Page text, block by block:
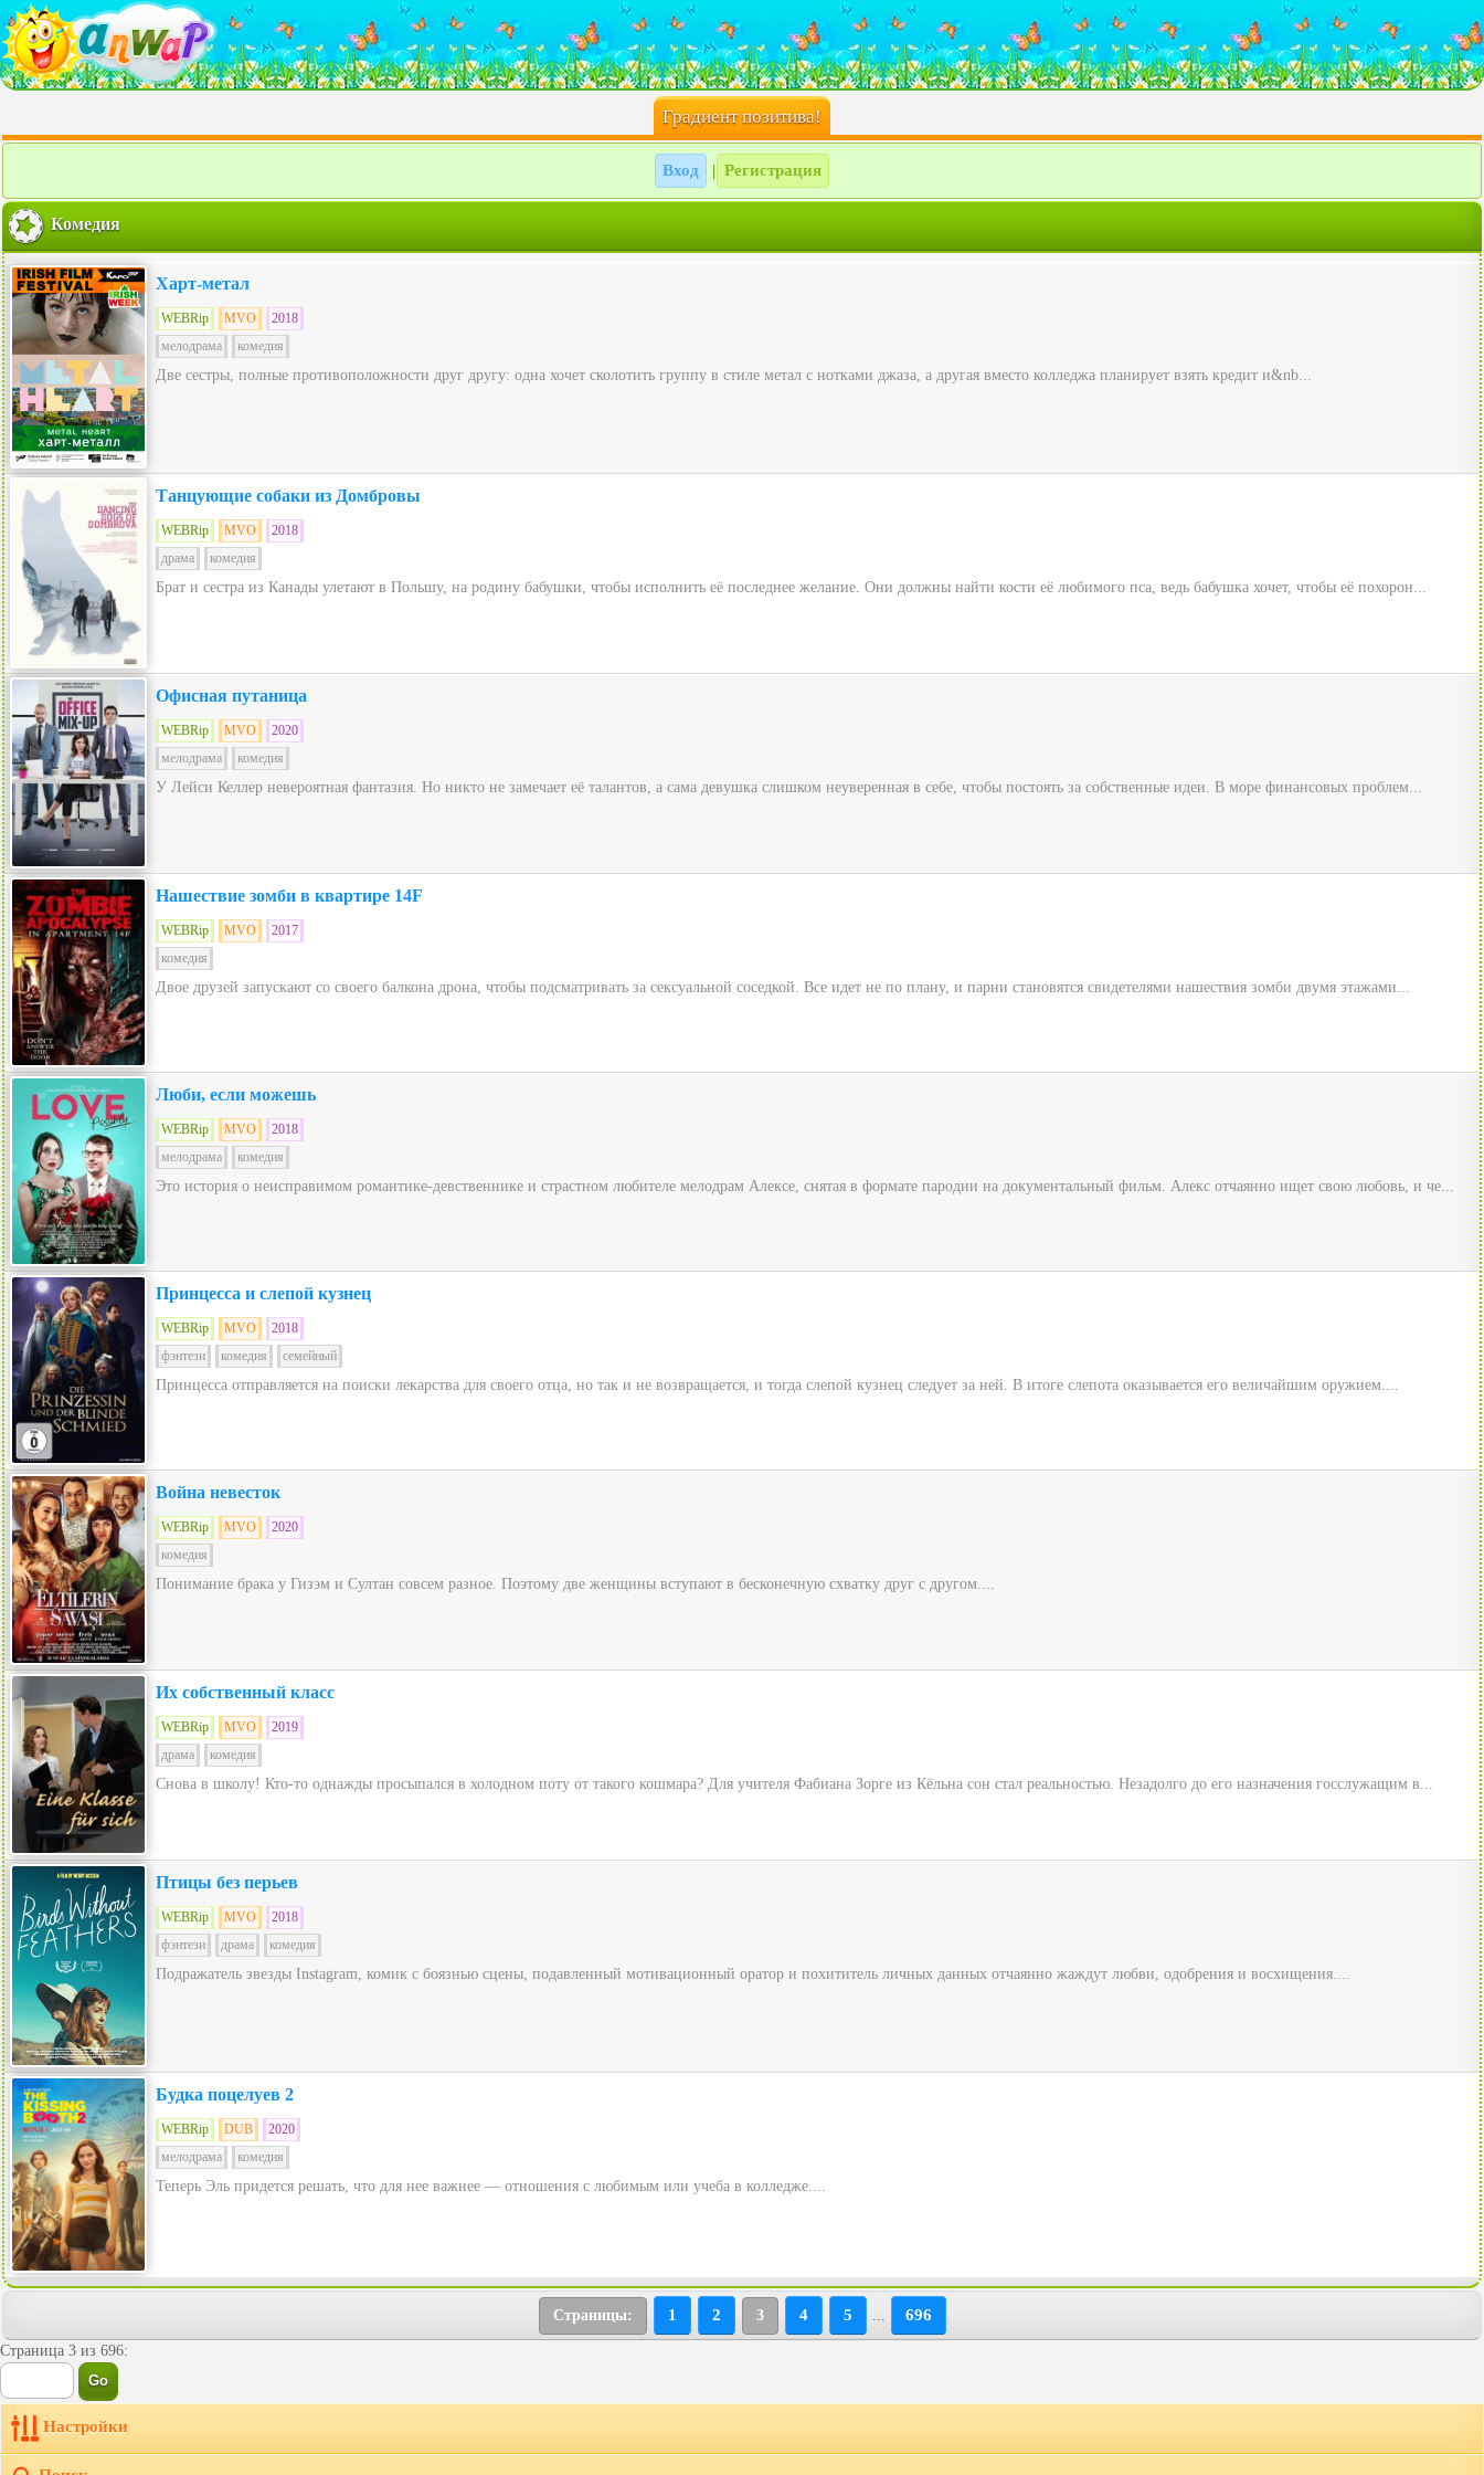
Градиент позитива!
Вход Регистрация
Комедия
Харт-метал
WEBRip MVO
2018
мелодрама
комедия
Две сестры, полные противоположности друг другу: одна хочет сколотить группу в стиле метал с нотками джаза, а другая вместо колледжа планирует взять кредит и&nb...
Танцующие собаки из Домбровы
WEBRip MVO
2018
драма
комедия
Брат и сестра из Канады улетают в Польшу, на родину бабушки, чтобы исполнить её последнее желание. Они должны найти кости её любимого пса, ведь бабушка хочет, чтобы её похорон...
Офисная путаница
WEBRip MVO
2020
мелодрама
комедия
У Лейси Келлер невероятная фантазия. Но никто не замечает её талантов, а сама девушка слишком неуверенная в себе, чтобы постоять за собственные идеи. В море финансовых проблем...
Нашествие зомби в квартире 14F
WEBRip MVO
2017
комедия
Двое друзей запускают со своего балкона дрона, чтобы подсматривать за сексуальной соседкой. Все идет не по плану, и парни становятся свидетелями нашествия зомби двумя этажами...
Люби, если можешь
WEBRip MVO
2018
мелодрама
комедия
Это история о неисправимом романтике-девственнике и страстном любителе мелодрам Алексе, снятая в формате пародии на документальный фильм. Алекс отчаянно ищет свою любовь, и че...
Принцесса и слепой кузнец
WEBRip MVO
2018
фэнтези
комедия семейный
Принцесса отправляется на поиски лекарства для своего отца, но так и не возвращается, и тогда слепой кузнец следует за ней. В итоге слепота оказывается его величайшим оружием....
Война невесток
WEBRip MVO
2020
комедия
Понимание брака у Гизэм и Султан совсем разное. Поэтому две женщины вступают в бесконечную схватку друг с другом....
Их собственный класс
WEBRip MVO
2019
драма
комедия
Снова в школу! Кто-то однажды просыпался в холодном поту от такого кошмара? Для учителя Фабиана Зорге из Кёльна сон стал реальностью. Незадолго до его назначения госслужащим в...
Птицы без перьев
WEBRip MVO
2018
фэнтези
драма комедия
Подражатель звезды Instagram, комик с боязнью сцены, подавленный мотивационный оратор и похититель личных данных отчаянно жаждут любви, одобрения и восхищения....
Будка поцелуев 2
WEBRip DUB
2020
мелодрама
комедия
Теперь Эль придется решать, что для нее важнее — отношения с любимым или учеба в колледже....
Страницы: 1 2 3 4 5 ... 696
Страница 3 из 696:
Настройки